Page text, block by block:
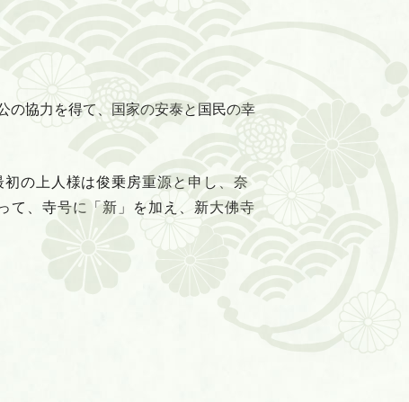
の協力を得て、国家の安泰と国民の幸
の上人様は俊乗房重源と申し、奈
て、寺号に「新」を加え、新大佛寺